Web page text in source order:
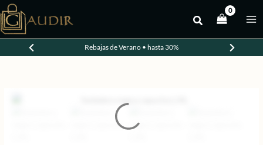
al
contenido
Rebajas de Verano • hasta 30%
-30%